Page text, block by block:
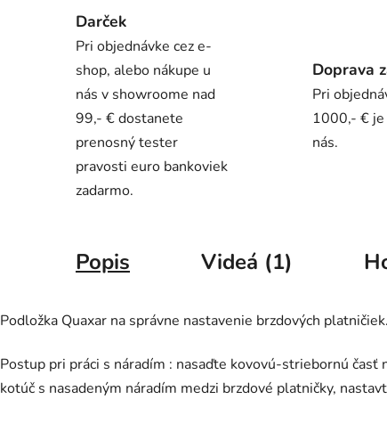
Darček
Pri objednávke cez e-
shop, alebo nákupe u
nás v showroome nad
99,- € dostanete
prenosný tester
pravosti euro bankoviek
zadarmo.
Doprava
Pri
1000,- € je
nás.
Popis Videá (1)
Podložka Quaxar na správne nastavenie brzdových platničiek.
Postup pri práci s náradím : nasaďte kovovú-striebornú
kotúč s nasadeným náradím medzi brzdové platničky,